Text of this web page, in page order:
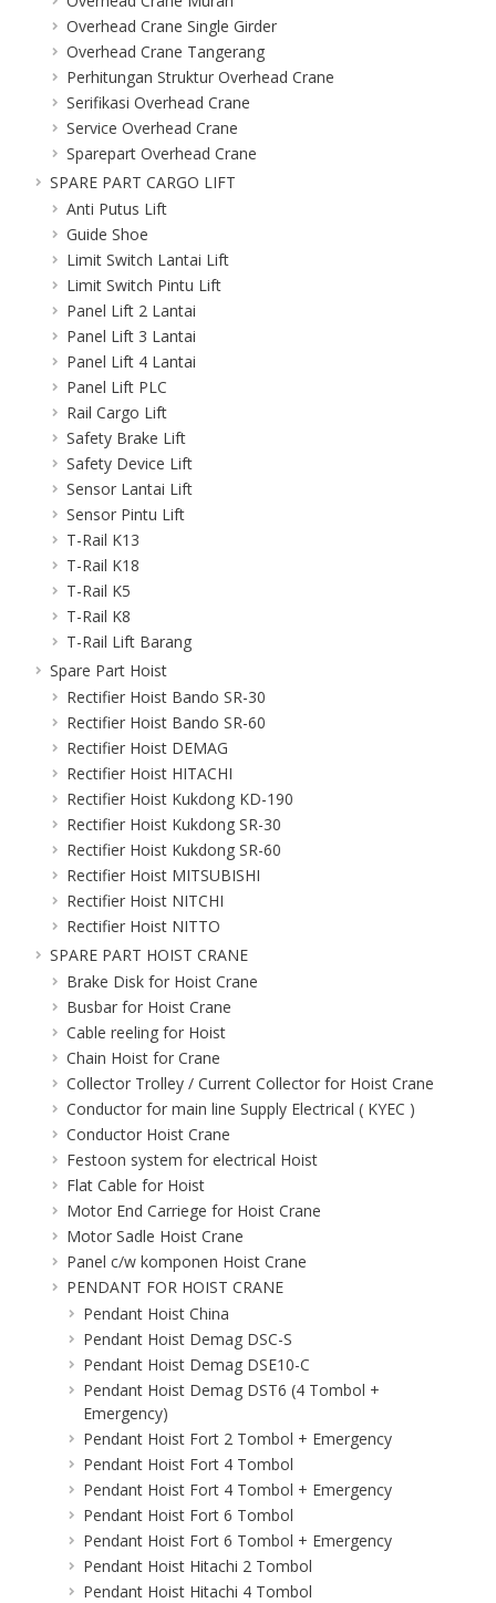
Overhead Crane Single Girder
Overhead Crane Tangerang
Perhitungan Struktur Overhead Crane
Serifikasi Overhead Crane
Service Overhead Crane
Sparepart Overhead Crane
SPARE PART CARGO LIFT
Anti Putus Lift
Guide Shoe
Limit Switch Lantai Lift
Limit Switch Pintu Lift
Panel Lift 2 Lantai
Panel Lift 3 Lantai
Panel Lift 4 Lantai
Panel Lift PLC
Rail Cargo Lift
Safety Brake Lift
Safety Device Lift
Sensor Lantai Lift
Sensor Pintu Lift
T-Rail K13
T-Rail K18
T-Rail K5
T-Rail K8
T-Rail Lift Barang
Spare Part Hoist
Rectifier Hoist Bando SR-30
Rectifier Hoist Bando SR-60
Rectifier Hoist DEMAG
Rectifier Hoist HITACHI
Rectifier Hoist Kukdong KD-190
Rectifier Hoist Kukdong SR-30
Rectifier Hoist Kukdong SR-60
Rectifier Hoist MITSUBISHI
Rectifier Hoist NITCHI
Rectifier Hoist NITTO
SPARE PART HOIST CRANE
Brake Disk for Hoist Crane
Busbar for Hoist Crane
Cable reeling for Hoist
Chain Hoist for Crane
Collector Trolley / Current Collector for Hoist Crane
Conductor for main line Supply Electrical ( KYEC )
Conductor Hoist Crane
Festoon system for electrical Hoist
Flat Cable for Hoist
Motor End Carriege for Hoist Crane
Motor Sadle Hoist Crane
Panel c/w komponen Hoist Crane
PENDANT FOR HOIST CRANE
Pendant Hoist China
Pendant Hoist Demag DSC-S
Pendant Hoist Demag DSE10-C
Pendant Hoist Demag DST6 (4 Tombol +
Emergency)
Pendant Hoist Fort 2 Tombol + Emergency
Pendant Hoist Fort 4 Tombol
Pendant Hoist Fort 4 Tombol + Emergency
Pendant Hoist Fort 6 Tombol
Pendant Hoist Fort 6 Tombol + Emergency
Pendant Hoist Hitachi 2 Tombol
Pendant Hoist Hitachi 4 Tombol